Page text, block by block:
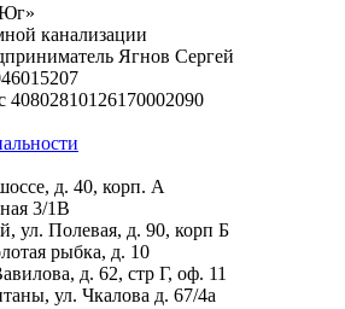
канализации
Ягнов Сергей
40802810126170002090
д. 40, корп. А
3/1В
ул. Полевая, д. 90, корп Б
рыбка, д. 10
д. 62, стр Г, оф. 11
ул. Чкалова д. 67/4а